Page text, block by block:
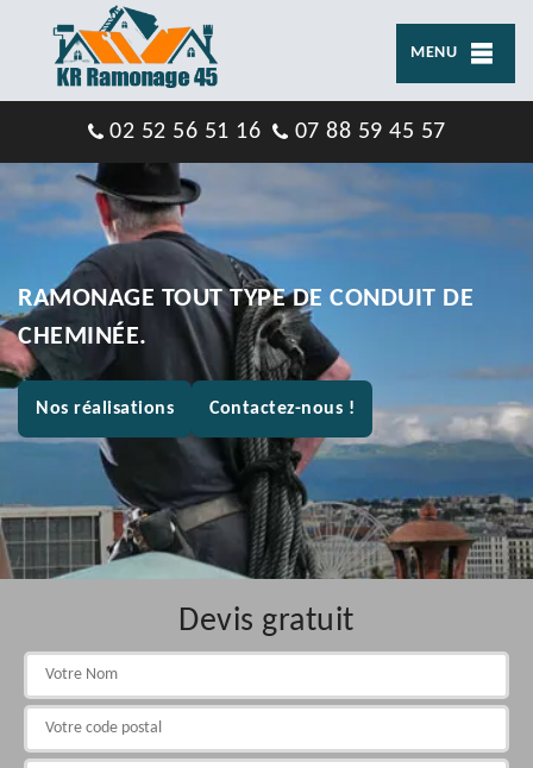
MENU
02 52 56 51 16 07 88 59 45 57
RAMONAGE TOUT TYPE DE CONDUIT DE
CHEMINÉE.
Nos réalisations Contactez-nous !
Devis gratuit